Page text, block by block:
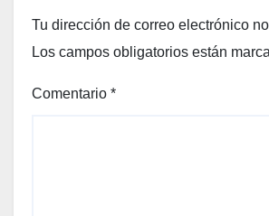
Tu dirección de correo electrónico
Los campos obligatorios están
Comentario *